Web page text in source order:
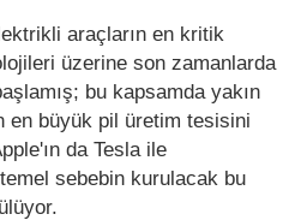
araçların en kritik
üzerine son zamanlarda
bu kapsamda yakın
en büyük pil üretim tesisini
da Tesla ile
sebebin kurulacak bu